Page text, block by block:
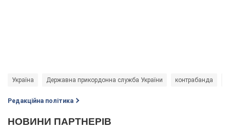
Україна Державна прикордонна служба України контрабанда
Редакційна політика